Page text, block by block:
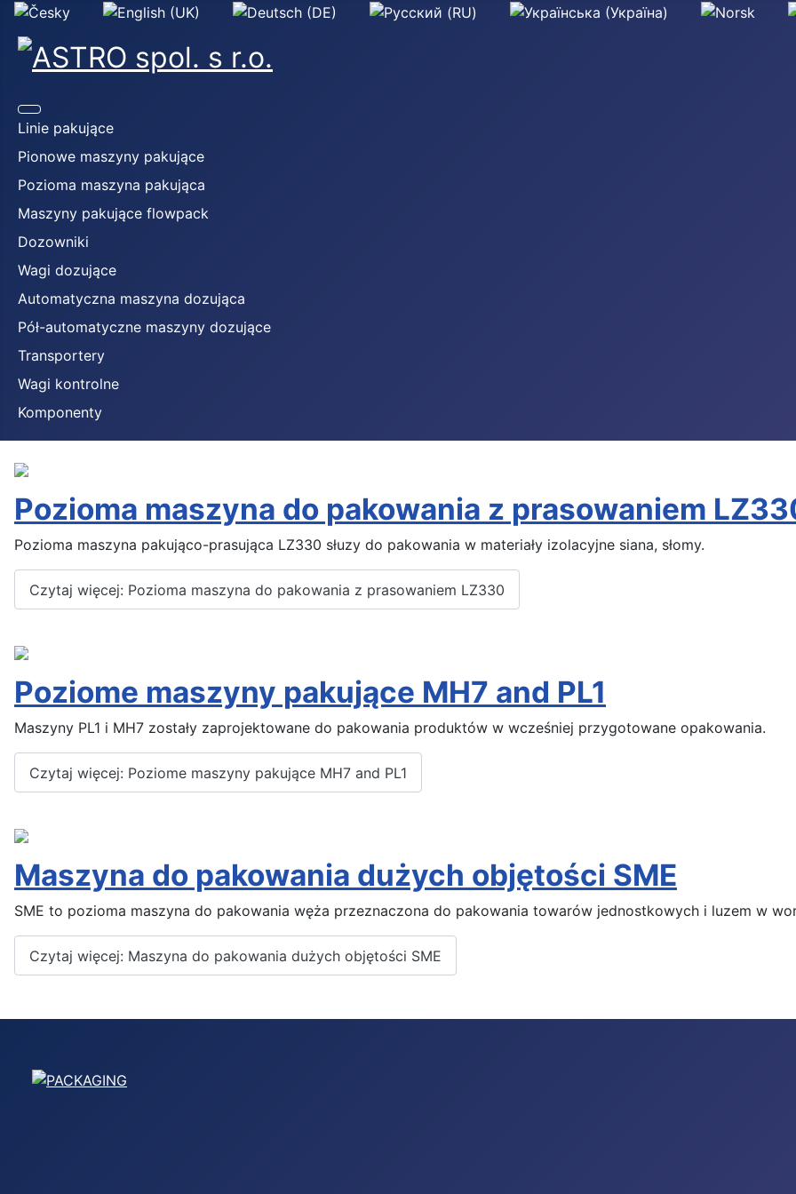
Wybierz swój język
Linie pakujące
Pionowe maszyny pakujące
Pozioma maszyna pakująca
Maszyny pakujące flowpack
Dozowniki
Wagi dozujące
Automatyczna maszyna dozująca
Pół-automatyczne maszyny dozujące
Transportery
Wagi kontrolne
Komponenty
Pozioma maszyna do pakowania z prasowaniem
Pozioma maszyna pakująco-prasująca LZ330 słuzy do pakowania w materiały izolacyjne siana, słomy.
Czytaj więcej: Pozioma maszyna do pakowania z prasowaniem LZ330
Poziome maszyny pakujące MH7 and PL1
Maszyny PL1 i MH7 zostały zaprojektowane do pakowania produktów w wcześniej przygotowane opakowania.
Czytaj więcej: Poziome maszyny pakujące MH7 and PL1
Maszyna do pakowania dużych objętości SME
SME to pozioma maszyna do pakowania węża przeznaczona do pakowania towarów jednostkowych i luzem w
Czytaj więcej: Maszyna do pakowania dużych objętości SME